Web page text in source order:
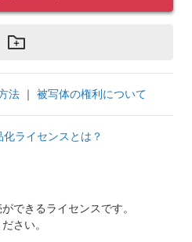
法 ｜ 被写体の権利について
化ライセンスとは？
できるライセンスです。
さい。